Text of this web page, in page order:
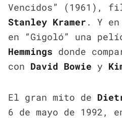
Vencidos” (1961),
Stanley Kramer . Y
en “Gigoló” una
Hemmings donde
con David Bowie y
El gran mito de
6 de mayo de 1992,